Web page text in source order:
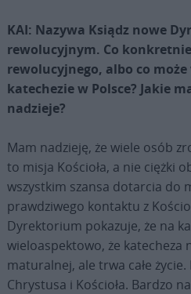
KAI: Nazywa Ksiądz nowe
rewolucyjnym. Co
rewolucyjnego, albo co
katechezie w Polsce? Jakie
nadzieje?
Mam nadzieję, że wiele osób
to misja Kościoła, a nie ciężki
wszystkim szansa dotarcia do
prawdziwego kontaktu z
Dyrektorium pokazuje, że na
wieloaspektowo, że katecheza
maturalnej, ale trwa całe
Chrystusa i Kościoła. Bardzo